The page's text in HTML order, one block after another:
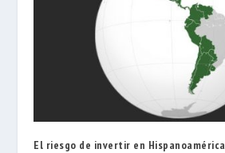
El riesgo de invertir en Hispanoamérica